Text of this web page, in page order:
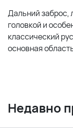
Дальний заброс,
головкой и
классический
основная
Недавно